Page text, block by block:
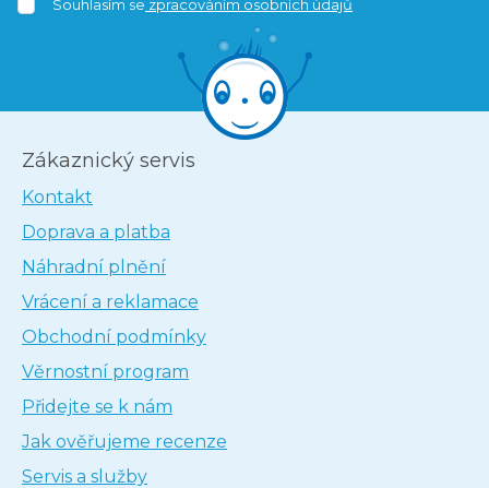
Souhlasím se zpracováním osobních údajů
Zákaznický servis
Kontakt
Doprava a platba
Náhradní plnění
Vrácení a reklamace
Obchodní podmínky
Věrnostní program
Přidejte se k nám
Jak ověřujeme recenze
Servis a služby